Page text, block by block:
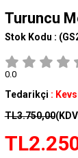
Turuncu
Stok Kodu :
0.0
Tedarikçi :
TL3.750,00